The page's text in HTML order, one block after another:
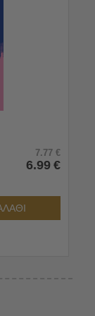
7.77 €
6.99 €